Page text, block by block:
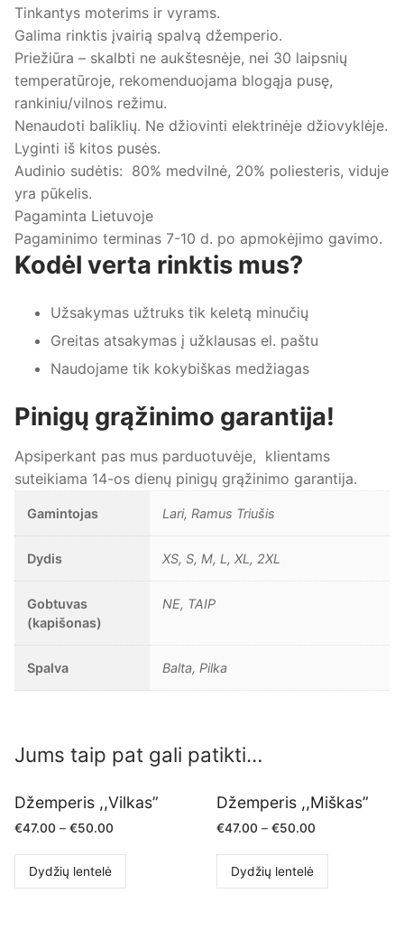
Tinkantys moterims ir vyrams.
Galima rinktis įvairią spalvą džemperio.
Priežiūra – skalbti ne aukštesnėje, nei 30 laipsnių
temperatūroje, rekomenduojama blogąja pusę,
rankiniu/vilnos režimu.
Nenaudoti baliklių. Ne džiovinti elektrinėje džiovyklėje.
Lyginti iš kitos pusės.
Audinio sudėtis: 80% medvilnė, 20% poliesteris, viduje
yra pūkelis.
Pagaminta Lietuvoje
Pagaminimo terminas 7-10 d. po apmokėjimo gavimo.
Kodėl verta rinktis mus?
Užsakymas užtruks tik keletą minučių
Greitas atsakymas į užklausas el. paštu
Naudojame tik kokybiškas medžiagas
Pinigų grąžinimo garantija!
Apsiperkant pas mus parduotuvėje, klientams
suteikiama 14-os dienų pinigų grąžinimo garantija.
Gamintojas Lari, Ramus Triušis
Dydis XS, S, M, L, XL, 2XL
Gobtuvas
(kapišonas)
NE, TAIP
Spalva Balta, Pilka
Jums taip pat gali patikti…
Džemperis ,,Vilkas”
€47.00 – €50.00
Dydžių lentelė
Džemperis ,,Miškas”
€47.00 – €50.00
Dydžių lentelė